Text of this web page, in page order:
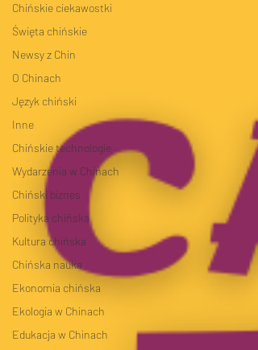
Chińskie ciekawostki
Święta chińskie
Newsy z Chin
O Chinach
Język chiński
Inne
Chińskie technologie
Wydarzenia w Chinach
Chiński biznes
Polityka chińska
Kultura chińska
Chińska nauka
Ekonomia chińska
Ekologia w Chinach
Edukacja w Chinach